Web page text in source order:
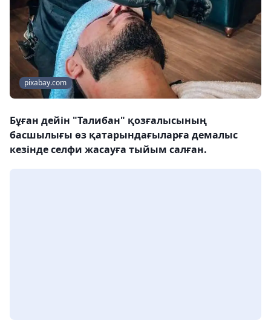
pixabay.com
Бұған дейін "Талибан" қозғалысының
басшылығы өз қатарындағыларға демалыс
кезінде селфи жасауға тыйым салған.